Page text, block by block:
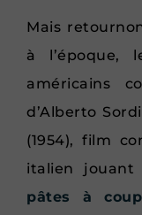
Mais
à l’époque,
américains
d’Alberto
(1954), film
italien jouant
pâtes à